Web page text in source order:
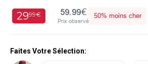
2999€ 59.99€
Prix observé
50% moins cher
Faites Votre Sélection: